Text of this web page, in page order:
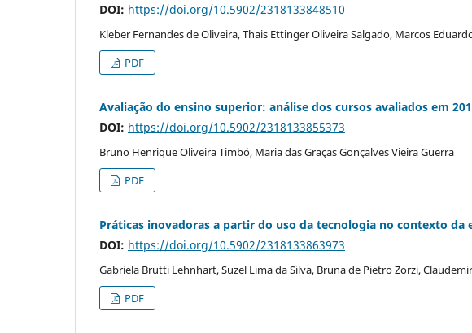
DOI: https://doi.org/10.5902/2318133848510
Kleber Fernandes de Oliveira, Thais Ettinger Oliveira Salgado, Marcos
PDF
Avaliação do ensino superior: análise dos cursos avaliados em
DOI: https://doi.org/10.5902/2318133855373
Bruno Henrique Oliveira Timbó, Maria das Graças Gonçalves Vieira Guerra
PDF
Práticas inovadoras a partir do uso da tecnologia no contexto da
DOI: https://doi.org/10.5902/2318133863973
Gabriela Brutti Lehnhart, Suzel Lima da Silva, Bruna de Pietro Zorzi,
PDF